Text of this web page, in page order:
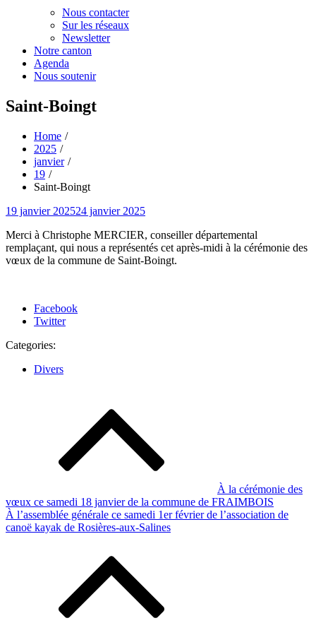
Nous contacter
Sur les réseaux
Newsletter
Notre canton
Agenda
Nous soutenir
Saint-Boingt
Home
2025
janvier
19
Saint-Boingt
Posted
19 janvier 202524 janvier 2025
Merci à Christophe MERCIER, conseiller départemental
remplaçant, qui nous a représentés cet après-midi à la cérémonie des
vœux de la commune de Saint-Boingt.
Partager
"Saint-
Facebook
Twitter
Categories:
Divers
À la cérémonie des
vœux ce samedi 18 janvier de la commune de FRAIMBOIS
À l’assemblée générale ce samedi 1er février de l’association de
canoë kayak de Rosières-aux-Salines